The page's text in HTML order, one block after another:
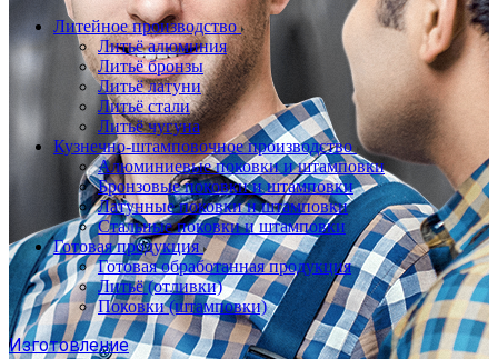
Литейное производство
Литьё алюминия
Литьё бронзы
Литьё латуни
Литьё стали
Литьё чугуна
Кузнечно-штамповочное производство
Алюминиевые поковки и штамповки
Бронзовые поковки и штамповки
Латунные поковки и штамповки
Стальные поковки и штамповки
Готовая продукция
Готовая обработанная продукция
Литьё (отливки)
Поковки (штамповки)
Изготовление